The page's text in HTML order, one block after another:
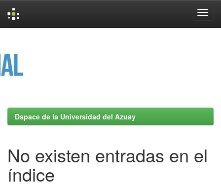
Dspace de la Universidad del Azuay
No existen entradas en el
índice